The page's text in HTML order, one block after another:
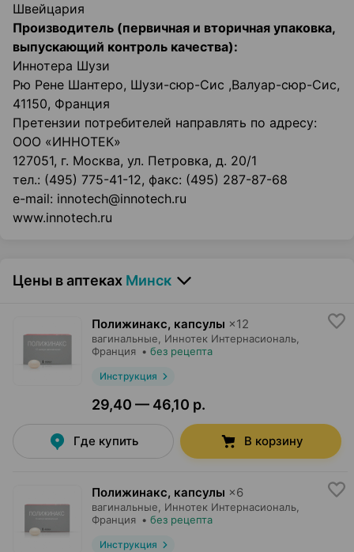
Швейцария
Производитель (первичная и вторичная упаковка,
выпускающий контроль качества):
Иннотера Шузи
Рю Рене Шантеро, Шузи-сюр-Сис ,Валуар-сюр-Сис,
41150, Франция
Претензии потребителей направлять по адресу:
ООО «ИННОТЕК»
127051, г. Москва, ул. Петровка, д. 20/1
тел.: (495) 775-41-12, факс: (495) 287-87-68
e-mail: innotech@innotech.ru
www.innotech.ru
Цены в аптеках Минск
Полижинакс, капсулы ×12
вагинальные, Иннотек Интернасиональ,
Франция • без рецепта
Инструкция
29,40 — 46,10 р.
Где купить В корзину
Полижинакс, капсулы ×6
вагинальные, Иннотек Интернасиональ,
Франция • без рецепта
Инструкция